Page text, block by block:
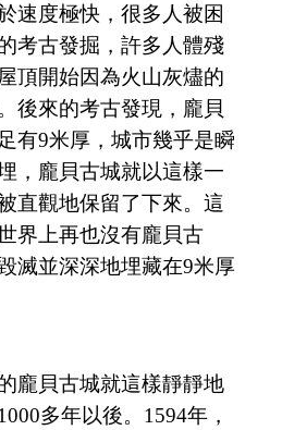
速度極快，很多人被困
考古發掘，許多人體殘
頂開始因為火山灰燼的
後來的考古發現，龐貝
有9米厚，城市幾乎是瞬
，龐貝古城就以這樣一
直觀地保留了下來。這
界上再也沒有龐貝古
滅並深深地埋藏在9米厚
龐貝古城就這樣靜靜地
多年以後。1594年，